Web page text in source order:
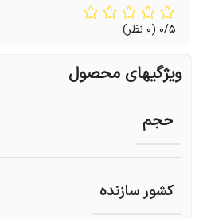
0/5 (0 نظر)
ویژگیهای محصول
حجم
کشور سازنده